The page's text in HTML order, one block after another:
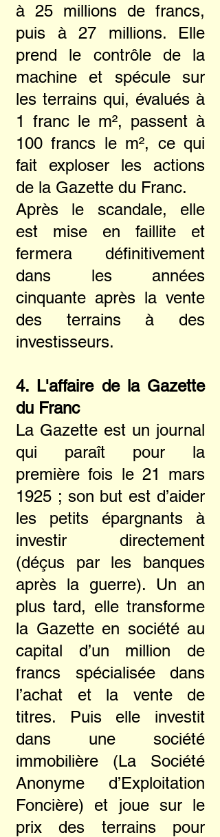
à 25 millions de francs,
puis à 27 millions. Elle
prend le contrôle de la
machine et spécule sur
les terrains qui, évalués à
1 franc le m², passent à
100 francs le m², ce qui
fait exploser les actions
de la Gazette du Franc.
Après le scandale, elle
est mise en faillite et
fermera définitivement
dans les années
cinquante après la vente
des terrains à des
investisseurs.
4. L'affaire de la Gazette
du Franc
La Gazette est un journal
qui paraît pour la
première fois le 21 mars
1925 ; son but est d’aider
les petits épargnants à
investir directement
(déçus par les banques
après la guerre). Un an
plus tard, elle transforme
la Gazette en société au
capital d’un million de
francs spécialisée dans
l’achat et la vente de
titres. Puis elle investit
dans une société
immobilière (La Société
Anonyme d’Exploitation
Foncière) et joue sur le
prix des terrains pour